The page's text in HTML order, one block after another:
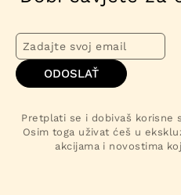
ODOSLAŤ
Pretplati se i dobivaš korisne
Osim toga uživat ćeš u
akcijama i novostima